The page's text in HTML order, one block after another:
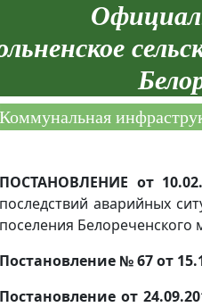
Коммунальная
ПОСТАНОВЛЕНИЕ от
последствий аварийных
поселения Белореченского
Постановление № 67 от
Постановление от